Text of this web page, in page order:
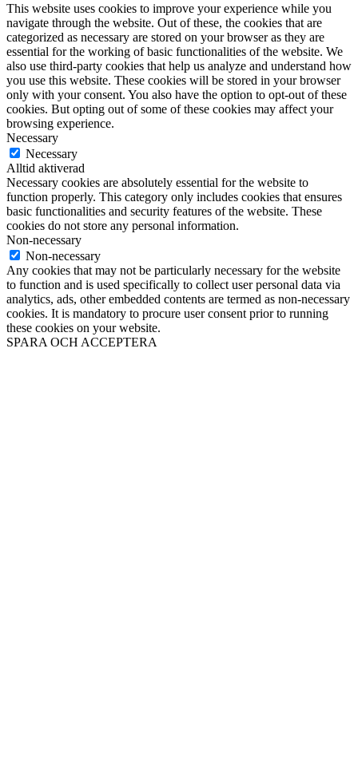
This website uses cookies to improve your experience while you
navigate through the website. Out of these, the cookies that are
categorized as necessary are stored on your browser as they are
essential for the working of basic functionalities of the website. We
also use third-party cookies that help us analyze and understand how
you use this website. These cookies will be stored in your browser
only with your consent. You also have the option to opt-out of these
cookies. But opting out of some of these cookies may affect your
browsing experience.
Necessary
Necessary
Alltid aktiverad
Necessary cookies are absolutely essential for the website to
function properly. This category only includes cookies that ensures
basic functionalities and security features of the website. These
cookies do not store any personal information.
Non-necessary
Non-necessary
Any cookies that may not be particularly necessary for the website
to function and is used specifically to collect user personal data via
analytics, ads, other embedded contents are termed as non-necessary
cookies. It is mandatory to procure user consent prior to running
these cookies on your website.
SPARA OCH ACCEPTERA